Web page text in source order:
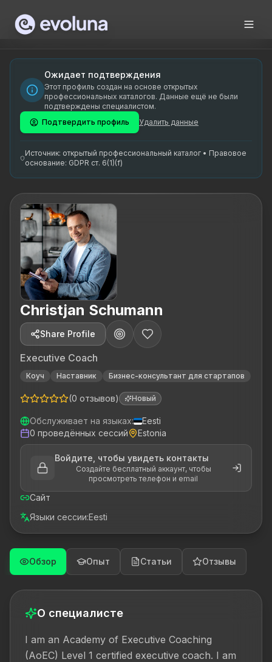
Christjan Schumann is a certified executive coach with a
Christjan Schumann on spetsialiseerunud
juhtimiscoach, inimkeskne juhtimine, strateegiline
Ожидает подтверждения
Этот профиль создан на основе открытых
профессиональных каталогов. Данные ещё не были
подтверждены специалистом.
Подтвердить профиль
Удалить данные
Источник: открытый профессиональный каталог • Правовое
основание: GDPR ст. 6(1)(f)
Christjan Schumann
Share Profile
Executive Coach
Коуч Наставник Бизнес-консультант для стартапов
(0 отзывов) Новый
Обслуживает на языках:
Eesti
0 проведённых сессий Estonia
Войдите, чтобы увидеть контакты
Создайте бесплатный аккаунт, чтобы
просмотреть телефон и email
Сайт
Языки сессии:Eesti
Обзор Опыт Статьи Отзывы
О специалисте
I am an Academy of Executive Coaching
(AoEC) Level 1 certified executive coach. I am